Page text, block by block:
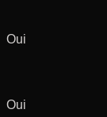
Oui
Oui